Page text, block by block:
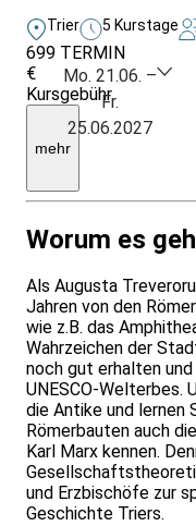
Trier 5 Kurstage
699
€
Kursgebühr
Übernachtung
EZ
mehr
TERMIN
Mo. 21.06. –
Fr.
25.06.2027
Worum es
Als Augusta
Jahren von den
wie z.B. das
Wahrzeichen der
noch gut erhalten
UNESCO-Welterbes.
die Antike und lernen
Römerbauten auch
Karl Marx kennen.
und Erzbischöfe zur
Geschichte Triers.